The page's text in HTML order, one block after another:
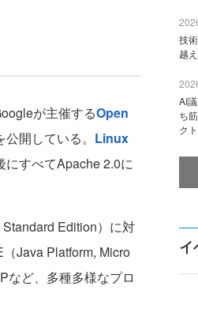
が主催するOpen
開している。 Linux
にすべてApache 2.0に
Edition）に対
Java Platform, Micro
など、多種多様なプロ
技
越
AI
ち
ク
イ